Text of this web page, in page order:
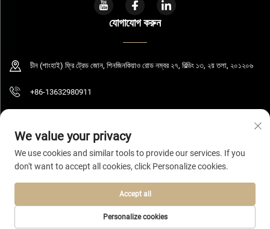
যোগাযোগ করুন
চীন (শাংহাই) ফ্রি ট্রেড জোন, শিনজিনকিয়াও রোড নম্বর ২৭, বিল্ডিং ১৩, ২য় তলা, ২০১২০৬
+86-13632980911
We value your privacy
We use cookies and similar tools to provide our services. If you
don't want to accept all cookies, click Personalize cookies.
Personalize cookies
Accept all